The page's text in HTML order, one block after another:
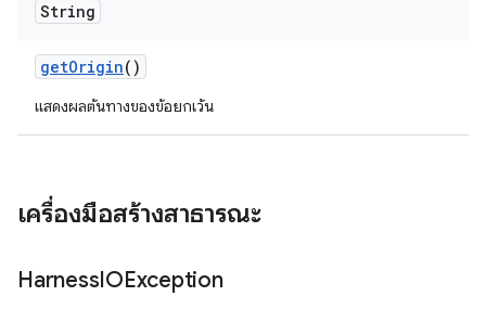
String
getOrigin()
แสดงผลต้นทางของข้อยกเว้น
เครื่องมือสร้างสาธารณะ
HarnessIOException